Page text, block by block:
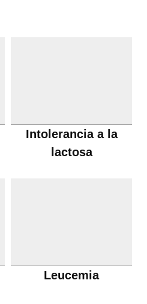
Intolerancia a la
lactosa
Leucemia